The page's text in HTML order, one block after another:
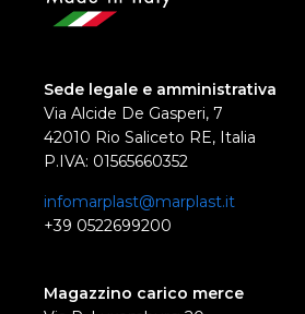
Sede legale e amministrativa
Via Alcide De Gasperi, 7
42010 Rio Saliceto RE, Italia
P.IVA: 01565660352
infomarplast@marplast.it
+39 0522699200
Magazzino carico merce